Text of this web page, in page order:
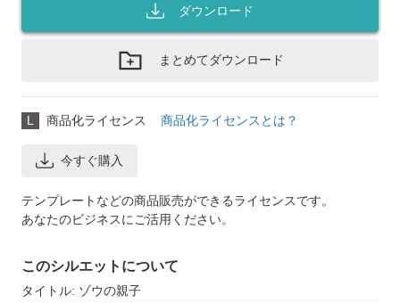
ダウンロード
まとめてダウンロード
L 商品化ライセンス 商品化ライセンスとは？
今すぐ購入
テンプレートなどの商品販売ができるライセンスです。
あなたのビジネスにご活用ください。
このシルエットについて
タイトル: ゾウの親子